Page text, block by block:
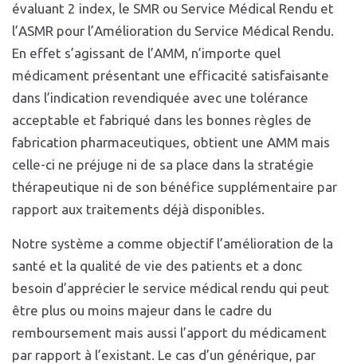
évaluant 2 index, le SMR ou Service Médical Rendu et
l’ASMR pour l’Amélioration du Service Médical Rendu.
En effet s’agissant de l’AMM, n’importe quel
médicament présentant une efficacité satisfaisante
dans l’indication revendiquée avec une tolérance
acceptable et fabriqué dans les bonnes règles de
fabrication pharmaceutiques, obtient une AMM mais
celle-ci ne préjuge ni de sa place dans la stratégie
thérapeutique ni de son bénéfice supplémentaire par
rapport aux traitements déjà disponibles.
Notre système a comme objectif l’amélioration de la
santé et la qualité de vie des patients et a donc
besoin d’apprécier le service médical rendu qui peut
être plus ou moins majeur dans le cadre du
remboursement mais aussi l’apport du médicament
par rapport à l’existant. Le cas d’un générique, par